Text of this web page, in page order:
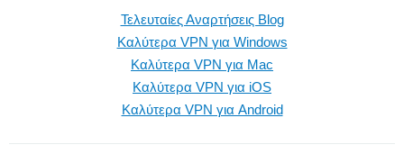
Τελευταίες Αναρτήσεις Blog
Καλύτερα VPN για Windows
Καλύτερα VPN για Mac
Καλύτερα VPN για iOS
Καλύτερα VPN για Android